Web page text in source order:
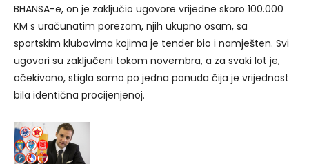
BHANSA-e, on je zaključio ugovore vrijedne skoro 100.000
KM s uračunatim porezom, njih ukupno osam, sa
sportskim klubovima kojima je tender bio i namješten. Svi
ugovori su zaključeni tokom novembra, a za svaki lot je,
očekivano, stigla samo po jedna ponuda čija je vrijednost
bila identična procijenjenoj.